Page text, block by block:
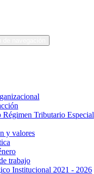
Régimen Tributario Especial
y valores
trabajo
Institucional 2021 - 2026